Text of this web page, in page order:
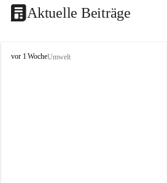
Aktuelle Beiträge
V
vor 1 WocheUmwelt